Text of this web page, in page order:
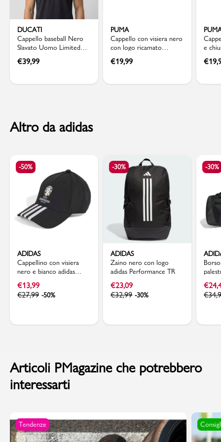
DUCATI
Cappello baseball Nero
Slavato Uomo Limited
Edition Ducati 100
€39,99
PUMA
Cappello con visiera nero
con logo ricamato
frontale Puma
€19,99
e
€
Altro da adidas
-50%
ADIDAS
Cappellino con visiera
nero e bianco adidas
UEFA EURO24 Official
Emblem
€13,99
€27,99 -50%
-30%
ADIDAS
Zaino nero con logo
adidas Performance TR
€23,09
€32,99 -30%
-30%
S 3-
€
€
Articoli PMagazine che potrebbero
interessarti
Tendenze